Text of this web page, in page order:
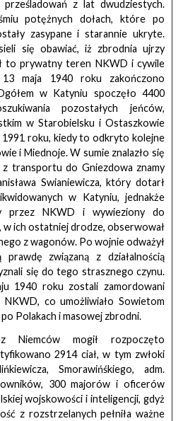
z lat dwudziestych.
potężnych dołach, które po
zasypane i starannie ukryte.
się obawiać, iż zbrodnia ujrzy
to prywatny teren NKWD i cywile
maja 1940 roku zakończono
w Katyniu spoczęło 4400
pozostałych jeńców,
w Starobielsku i Ostaszkowie
1991 roku, kiedy to odkryto kolejne
i Miednoje. W sumie znalazło się
z transportu do Gniezdowa znamy
Swianiewicza, który dotarł
w Katyniu, jednakże
przez NKWD i wywieziony do
w ich ostatniej drodze, obserwował
z wagonów. Po wojnie odważył
prawdę związaną z działalnością
się do tego strasznego czynu.
1940 roku zostali zamordowani
co umożliwiało Sowietom
Polakach i masowej zbrodni.
Niemców mogił rozpoczęto
2914 ciał, w tym zwłoki
Smorawińśkiego, adm.
300 majorów i oficerów
wojskowości i inteligencji, gdyż
z rozstrzelanych pełniła ważne